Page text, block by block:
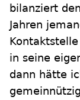
bilanziert
Jahren
in seine
dann hätte